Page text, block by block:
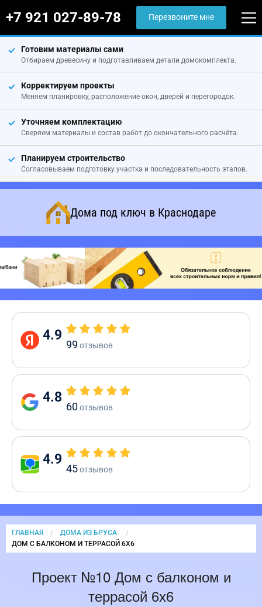
+7 921 027-89-78 Перезвоните мне
Готовим материалы сами
Отбираем древесину и подготавливаем детали домокомплекта.
Корректируем проекты
Меняем планировку, расположение окон, дверей и перегородок.
Уточняем комплектацию
Сверяем материалы и состав работ до окончательного расчёта.
Планируем строительство
Согласовываем подготовку участка и последовательность этапов.
Дома под ключ в Краснодаре
4.9
99 отзывов
4.8
60отзывов
4.9
45отзывов
ГЛАВНАЯ
ДОМА ИЗ БРУСА
CURRENT:
ДОМ С БАЛКОНОМ И ТЕРРАСОЙ 6Х6
Проект №10 Дом с балконом и
террасой 6х6